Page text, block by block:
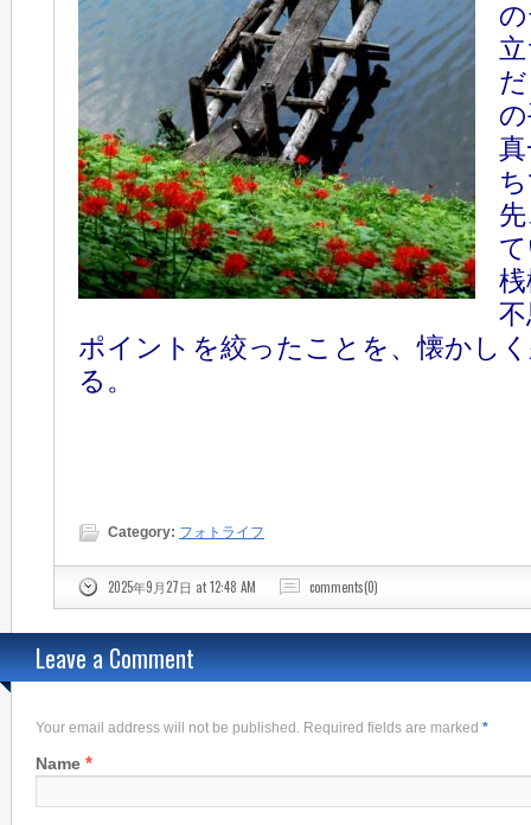
ポイントを絞ったことを、懐かし
る。
Category: フォトライフ
2025年9月27日 at 12:48 AM comments(0)
Leave a Comment
Your email address will not be published. Required fields are marked *
Name *